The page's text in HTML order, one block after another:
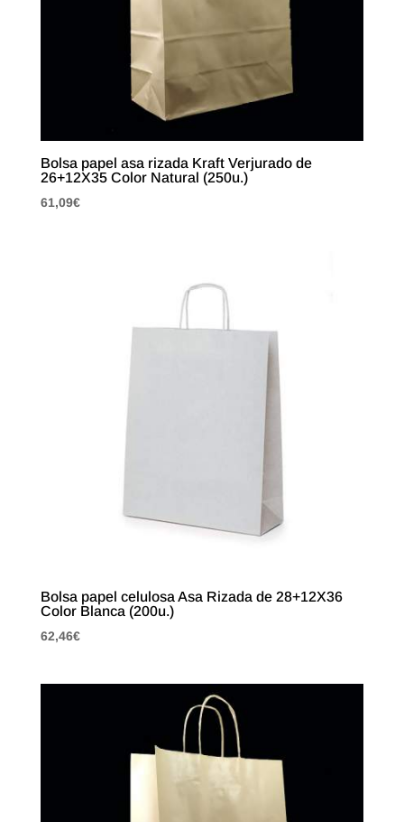
Bolsa papel asa rizada Kraft Verjurado de
26+12X35 Color Natural (250u.)
61,09€
Bolsa papel celulosa Asa Rizada de 28+12X36
Color Blanca (200u.)
62,46€